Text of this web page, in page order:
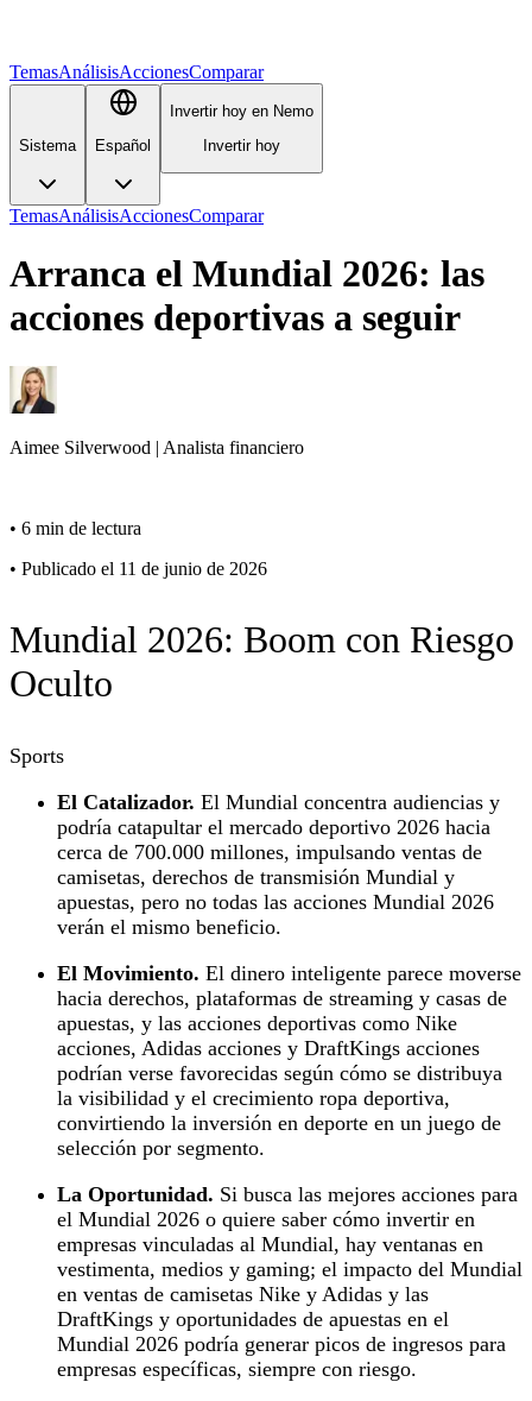
TemasAnálisisAccionesComparar
Sistema Español
Invertir hoy en Nemo
Invertir hoy
TemasAnálisisAccionesComparar
Arranca el Mundial 2026: las
acciones deportivas a seguir
Aimee Silverwood | Analista financiero
• 6 min de lectura
• Publicado el 11 de junio de 2026
Mundial 2026: Boom con Riesgo
Oculto
Sports
El Catalizador. El Mundial concentra audiencias y
podría catapultar el mercado deportivo 2026 hacia
cerca de 700.000 millones, impulsando ventas de
camisetas, derechos de transmisión Mundial y
apuestas, pero no todas las acciones Mundial 2026
verán el mismo beneficio.
El Movimiento. El dinero inteligente parece moverse
hacia derechos, plataformas de streaming y casas de
apuestas, y las acciones deportivas como Nike
acciones, Adidas acciones y DraftKings acciones
podrían verse favorecidas según cómo se distribuya
la visibilidad y el crecimiento ropa deportiva,
convirtiendo la inversión en deporte en un juego de
selección por segmento.
La Oportunidad. Si busca las mejores acciones para
el Mundial 2026 o quiere saber cómo invertir en
empresas vinculadas al Mundial, hay ventanas en
vestimenta, medios y gaming; el impacto del Mundial
en ventas de camisetas Nike y Adidas y las
DraftKings y oportunidades de apuestas en el
Mundial 2026 podría generar picos de ingresos para
empresas específicas, siempre con riesgo.